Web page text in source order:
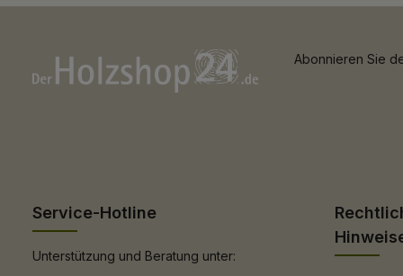
Abonnieren Sie
Service-Hotline
Unterstützung und Beratung unter: